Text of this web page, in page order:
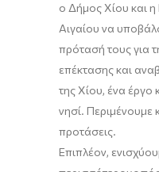
ο Δήμος Χίου και
Αιγαίου να
πρότασή τους για
επέκτασης και
της Χίου, ένα έργο
νησί. Περιμένουμε
προτάσεις.
Επιπλέον,